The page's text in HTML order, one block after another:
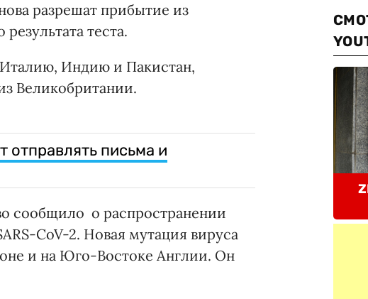
разрешат прибытие из
теста.
Италию, Индию и Пакистан,
Великобритании.
отправлять письма и
сообщило о распространении
CoV-2. Новая мутация вируса
и на Юго-Востоке Англии. Он